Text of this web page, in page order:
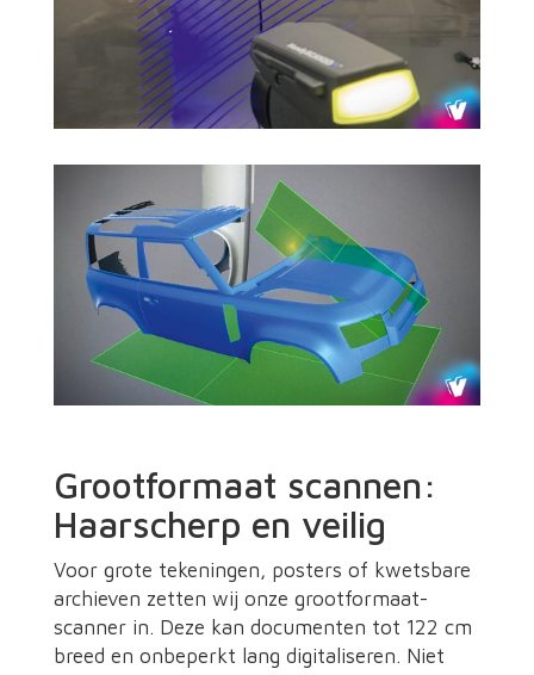
Grootformaat scannen:
Haarscherp en veilig
Voor grote tekeningen, posters of kwetsbare
archieven zetten wij onze grootformaat-
scanner in. Deze kan documenten tot 122 cm
breed en onbeperkt lang digitaliseren. Niet